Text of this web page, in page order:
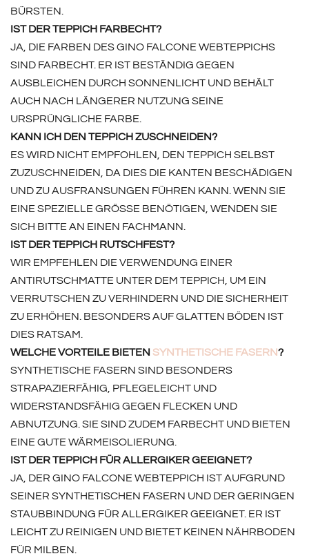
BÜRSTEN.
IST DER TEPPICH FARBECHT?
JA, DIE FARBEN DES GINO FALCONE WEBTEPPICHS
SIND FARBECHT. ER IST BESTÄNDIG GEGEN
AUSBLEICHEN DURCH SONNENLICHT UND BEHÄLT
AUCH NACH LÄNGERER NUTZUNG SEINE
URSPRÜNGLICHE FARBE.
KANN ICH DEN TEPPICH ZUSCHNEIDEN?
ES WIRD NICHT EMPFOHLEN, DEN TEPPICH SELBST
ZUZUSCHNEIDEN, DA DIES DIE KANTEN BESCHÄDIGEN
UND ZU AUSFRANSUNGEN FÜHREN KANN. WENN SIE
EINE SPEZIELLE GRÖSSE BENÖTIGEN, WENDEN SIE S
ICH BITTE AN EINEN FACHMANN.
IST DER TEPPICH RUTSCHFEST?
WIR EMPFEHLEN DIE VERWENDUNG EINER
ANTIRUTSCHMATTE UNTER DEM TEPPICH, UM EIN
VERRUTSCHEN ZU VERHINDERN UND DIE SICHERHEIT
ZU ERHÖHEN. BESONDERS AUF GLATTEN BÖDEN IST
DIES RATSAM.
WELCHE VORTEILE BIETEN SYNTHETISCHE FASERN?
SYNTHETISCHE FASERN SIND BESONDERS
STRAPAZIERFÄHIG, PFLEGELEICHT UND
WIDERSTANDSFÄHIG GEGEN FLECKEN UND
ABNUTZUNG. SIE SIND ZUDEM FARBECHT UND BIETEN
EINE GUTE WÄRMEISOLIERUNG.
IST DER TEPPICH FÜR ALLERGIKER GEEIGNET?
JA, DER GINO FALCONE WEBTEPPICH IST AUFGRUND
SEINER SYNTHETISCHEN FASERN UND DER GERINGEN
STAUBBINDUNG FÜR ALLERGIKER GEEIGNET. ER IST
LEICHT ZU REINIGEN UND BIETET KEINEN NÄHRBODEN
FÜR MILBEN.